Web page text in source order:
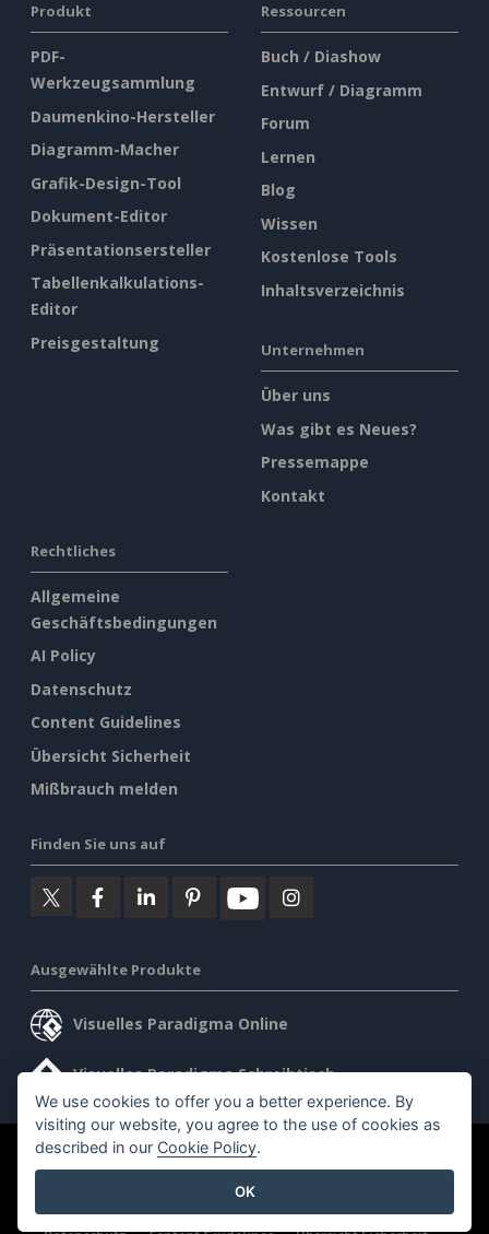
Produkt
PDF-
Werkzeugsammlung
Daumenkino-Hersteller
Diagramm-Macher
Grafik-Design-Tool
Dokument-Editor
Präsentationsersteller
Tabellenkalkulations-
Editor
Preisgestaltung
Ressourcen
Buch / Diashow
Entwurf / Diagramm
Forum
Lernen
Blog
Wissen
Kostenlose Tools
Inhaltsverzeichnis
Unternehmen
Über uns
Was gibt es Neues?
Pressemappe
Kontakt
Rechtliches
Allgemeine
Geschäftsbedingungen
AI Policy
Datenschutz
Content Guidelines
Übersicht Sicherheit
Mißbrauch melden
Finden Sie uns auf
Ausgewählte Produkte
Visuelles Paradigma Online
Visuelles Paradigma Schreibtisch
©2026 by Visual Paradigm. Alle Rechte vorbehalten.
We use cookies to offer you a better experience. By
visiting our website, you agree to the use of cookies as
described in our Cookie Policy.
OK